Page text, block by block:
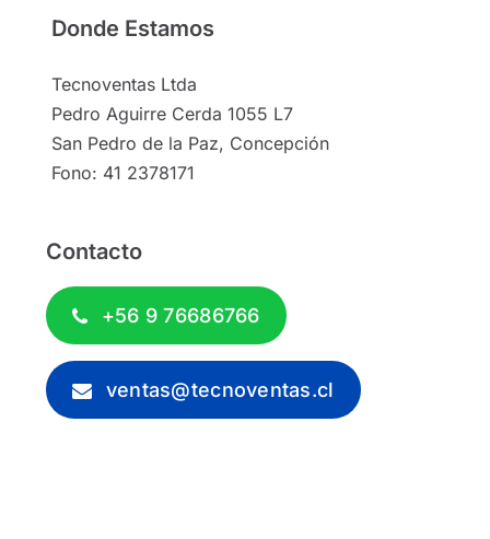
Donde Estamos
Tecnoventas Ltda
Pedro Aguirre Cerda 1055 L7
San Pedro de la Paz, Concepción
Fono: 41 2378171
Contacto
+56 9 76686766
ventas@tecnoventas.cl